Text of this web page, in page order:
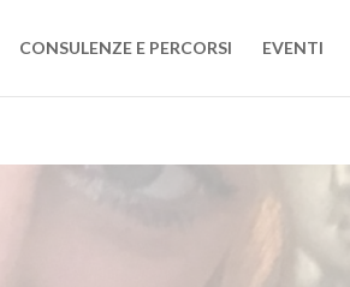
CONSULENZE E PERCORSI EVENTI